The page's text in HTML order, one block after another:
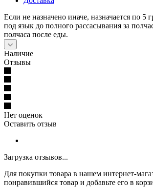
Если не назначено иначе, назначается по 5
под язык до полного рассасывания за
полчаса после еды.
Наличие
Отзывы
Нет оценок
Оставить отзыв
Загрузка отзывов...
Для покупки товара в нашем интернет-
понравившийся товар и добавьте его в